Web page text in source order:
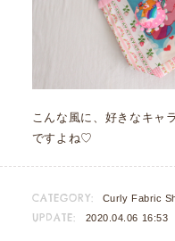
こんな風に、好きなキャ
ですよね♡
CATEGORY: Curly Fabric
UPDATE: 2020.04.06 16:53